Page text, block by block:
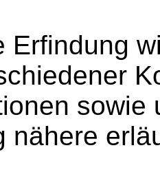
Erfindung
sowie
nähere